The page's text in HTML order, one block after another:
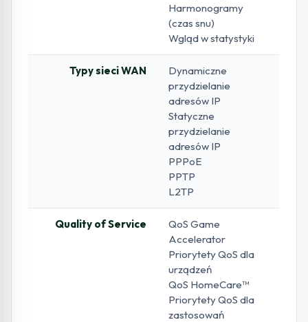
Harmonogramy
(czas snu)
Wgląd w statystyki
Typy sieci WAN
Dynamiczne
przydzielanie
adresów IP
Statyczne
przydzielanie
adresów IP
PPPoE
PPTP
L2TP
Quality of Service
QoS Game
Accelerator
Priorytety QoS dla
urządzeń
QoS HomeCare™
Priorytety QoS dla
zastosowań